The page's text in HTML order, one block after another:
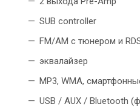
SUB controller
FM/AM с тюнером и
эквалайзер
MP3, WMA,
USB / AUX / Bluetooth